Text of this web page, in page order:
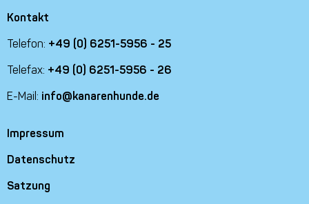
Kontakt
Telefon: +49 (0) 6251-5956 - 25
Telefax: +49 (0) 6251-5956 - 26
E-Mail: info@kanarenhunde.de
Impressum
Datenschutz
Satzung